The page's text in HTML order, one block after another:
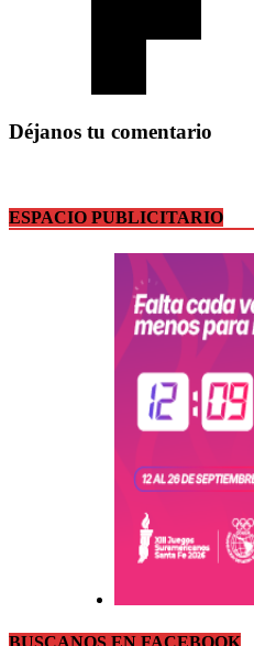
Déjanos tu comentario
ESPACIO PUBLICITARIO
BUSCANOS EN FACEBOOK